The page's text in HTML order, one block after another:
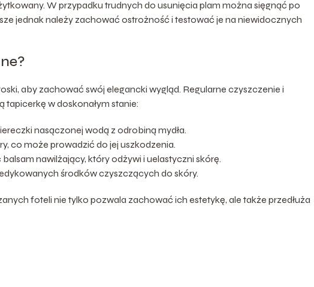
W przypadku trudnych do usunięcia plam można sięgnąć po
jednak należy zachować ostrożność i testować je na niewidocznych
aby zachować swój elegancki wygląd. Regularne czyszczenie i
w doskonałym stanie:
nasączonej wodą z odrobiną mydła.
co może prowadzić do jej uszkodzenia.
nawilżający, który odżywi i uelastyczni skórę.
środków czyszczących do skóry.
foteli nie tylko pozwala zachować ich estetykę, ale także przedłuża